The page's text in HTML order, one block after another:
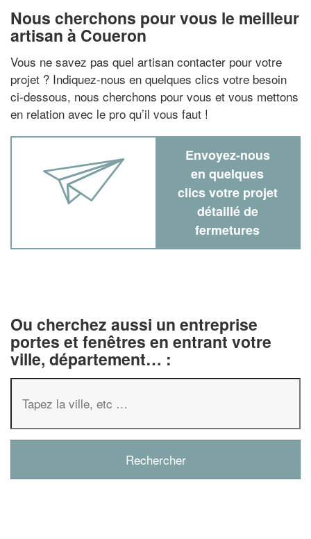
Nous cherchons pour vous le meilleur
artisan à Coueron
Vous ne savez pas quel artisan contacter pour votre
projet ? Indiquez-nous en quelques clics votre besoin
ci-dessous, nous cherchons pour vous et vous mettons
en relation avec le pro qu’il vous faut !
Envoyez-nous
en quelques
clics votre projet
détaillé de
fermetures
Ou cherchez aussi un entreprise
portes et fenêtres en entrant votre
ville, département… :